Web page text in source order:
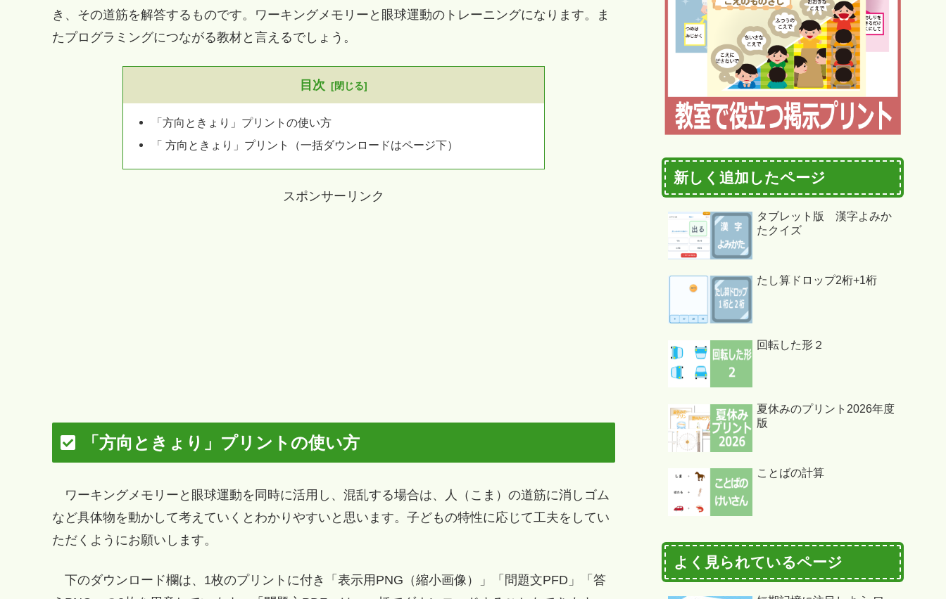
き、その道筋を解答するものです。ワーキングメモリーと眼球運動のトレーニングになります。ま
たプログラミングにつながる教材と言えるでしょう。
目次
「方向ときょり」プリントの使い方
「 方向ときょり」プリント（一括ダウンロードはページ下）
スポンサーリンク
「方向ときょり」プリントの使い方
ワーキングメモリーと眼球運動を同時に活用し、混乱する場合は、人（こま）の道筋に消しゴム
など具体物を動かして考えていくとわかりやすいと思います。子どもの特性に応じて工夫をしてい
ただくようにお願いします。
下のダウンロード欄は、1枚のプリントに付き「表示用PNG（縮小画像）」「問題文PFD」「答
新しく追加したページ
タブレット版 漢字よみか
たクイズ
たし算ドロップ2桁+1桁
回転した形２
夏休みのプリント2026年度
版
ことばの計算
よく見られているページ